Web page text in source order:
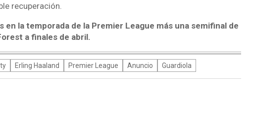
recuperación.
en la temporada de la Premier League más una semifinal de
a finales de abril.
Erling Haaland Premier League Anuncio Guardiola